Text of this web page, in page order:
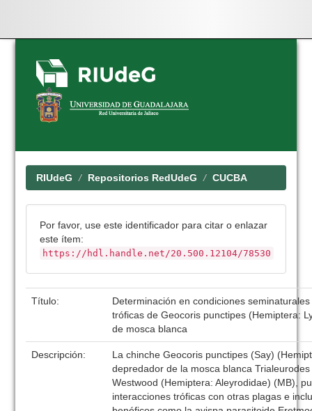
Skip
navigation
RIUdeG Repositorios RedUdeG CUCBA
Por favor, use este identificador para citar o enlazar
este ítem:
https://hdl.handle.net/20.500.12104/78530
Título:
Determinación en condiciones
tróficas de Geocoris punctipes (Hemiptera:
de mosca blanca
Descripción:
La chinche Geocoris punctipes (Say)
depredador de la mosca blanca
Westwood (Hemiptera: Aleyrodidae) (MB),
interacciones tróficas con otras plagas e